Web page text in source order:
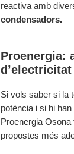
reactiva amb
condensadors.
Proenergia:
d’electricitat
Si vols saber si la
potència i si hi
Proenergia Osona
propostes més